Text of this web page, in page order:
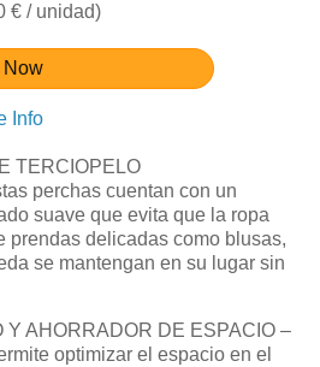
€ / unidad)
Now
Info
TERCIOPELO
perchas cuentan con un
suave que evita que la ropa
prendas delicadas como blusas,
se mantengan en su lugar sin
Y AHORRADOR DE ESPACIO –
optimizar el espacio en el